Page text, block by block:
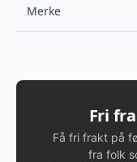
Merke
Fri
Få fri frakt på
fra folk